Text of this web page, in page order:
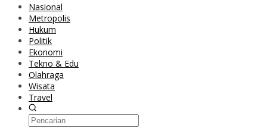
Nasional
Metropolis
Hukum
Politik
Ekonomi
Tekno & Edu
Olahraga
Wisata
Travel